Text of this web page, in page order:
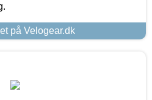
på Velogear.dk